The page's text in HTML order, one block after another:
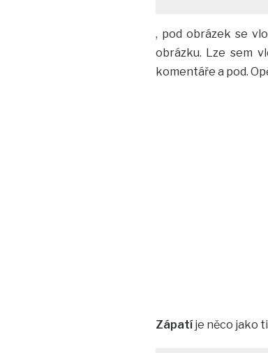
, pod obrázek se
obrázku. Lze sem
komentáře a pod.
Zápatíje něco jako